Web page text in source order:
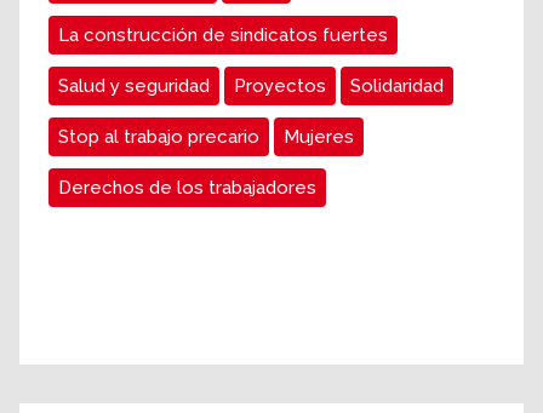
La construcción de sindicatos fuertes
Salud y seguridad Proyectos Solidaridad
Stop al trabajo precario Mujeres
Derechos de los trabajadores